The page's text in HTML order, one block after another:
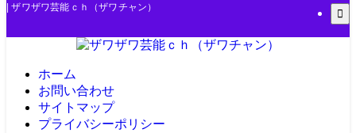
| ザワザワ芸能ｃｈ（ザワチャン）
ホーム
お問い合わせ
サイトマップ
プライバシーポリシー